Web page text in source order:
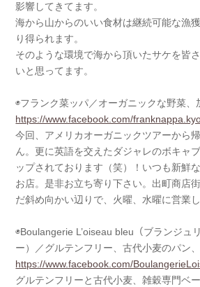
影響してきてます。
海から山からのいい食材は継続可能な漁
り得られます。
そのような環境で海から頂いたサケを皆
いと思ってます。
◉フランク菜ッパ／オーガニックな野菜、
https://www.facebook.com/
今回、アメリカオーガニックツアーから
ん。更に英語を交えたダジャレのボキャ
ップされております（笑）！いつも新鮮
お店。是非お立ち寄り下さい。出町商店
だ斜め向かい辺りで、火曜、水曜に営業
◉Boulangerie L’oiseau bleu（ブランジ
ー）／グルテンフリー、古代小麦のパン
https://www.facebook.com/
グルテンフリーと古代小麦、雑穀専門ベ